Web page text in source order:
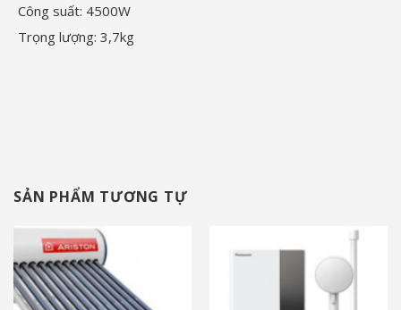
Công suất: 4500W
Trọng lượng: 3,7kg
SẢN PHẨM TƯƠNG TỰ